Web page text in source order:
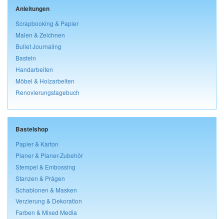
Anleitungen
Scrapbooking & Papier
Malen & Zeichnen
Bullet Journaling
Basteln
Handarbeiten
Möbel & Holzarbeiten
Renovierungstagebuch
Bastelshop
Papier & Karton
Planer & Planer-Zubehör
Stempel & Embossing
Stanzen & Prägen
Schablonen & Masken
Verzierung & Dekoration
Farben & Mixed Media